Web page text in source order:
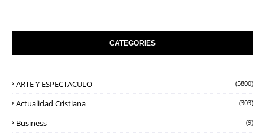
CATEGORIES
ARTE Y ESPECTACULO (5800)
Actualidad Cristiana (303)
Business (9)